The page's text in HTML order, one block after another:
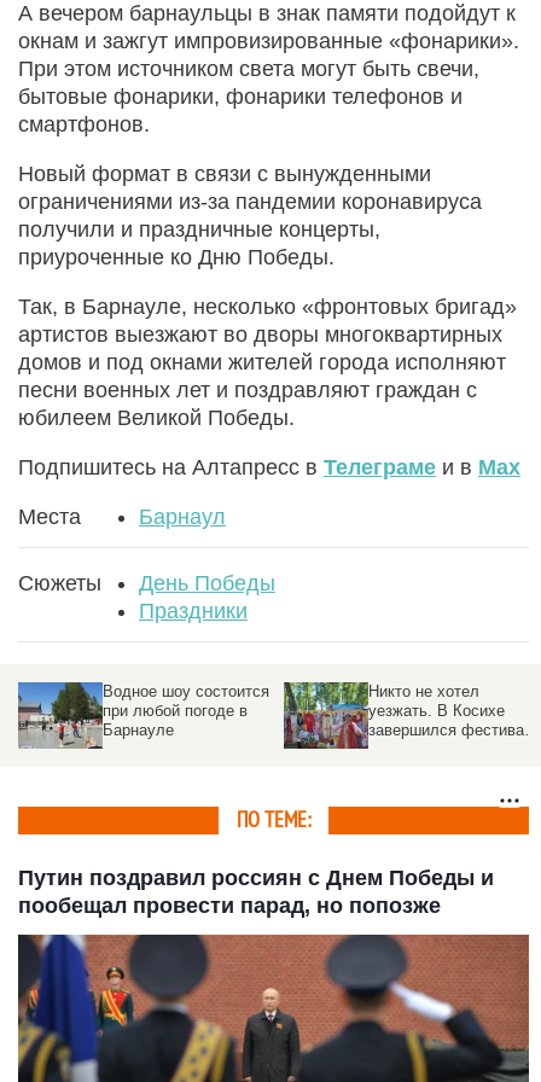
А вечером барнаульцы в знак памяти подойдут к
окнам и зажгут импровизированные «фонарики».
При этом источником света могут быть свечи,
бытовые фонарики, фонарики телефонов и
смартфонов.
Новый формат в связи с вынужденными
ограничениями из-за пандемии коронавируса
получили и праздничные концерты,
приуроченные ко Дню Победы.
Так, в Барнауле, несколько «фронтовых бригад»
артистов выезжают во дворы многоквартирных
домов и под окнами жителей города исполняют
песни военных лет и поздравляют граждан с
юбилеем Великой Победы.
Подпишитесь на Алтапресс в Телеграме и в Max
Места Барнаул
Сюжеты
День Победы
Праздники
Никто не хотел
уезжать. В Косихе
завершился фестиваль
«Мы одна большая
семья». В День России
на Алтае прошел
ПО ТЕМЕ:
Путин поздравил россиян с Днем Победы и
пообещал провести парад, но попозже